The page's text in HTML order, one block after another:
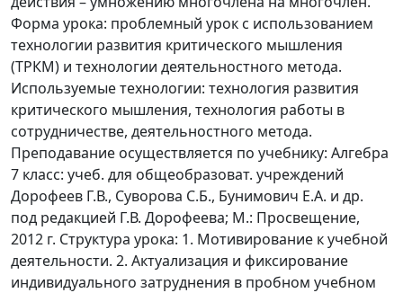
Форма урока: проблемный урок с использованием
технологии развития критического мышления
(ТРКМ) и технологии деятельностного метода.
Используемые технологии: технология развития
критического мышления, технология работы в
сотрудничестве, деятельностного метода.
Преподавание осуществляется по учебнику: Алгебра
7 класс: учеб. для общеобразоват. учреждений
Дорофеев Г.В., Суворова С.Б., Бунимович Е.А. и др.
под редакцией Г.В. Дорофеева; М.: Просвещение,
2012 г. Структура урока: 1. Мотивирование к учебной
деятельности. 2. Актуализация и фиксирование
индивидуального затруднения в пробном учебном